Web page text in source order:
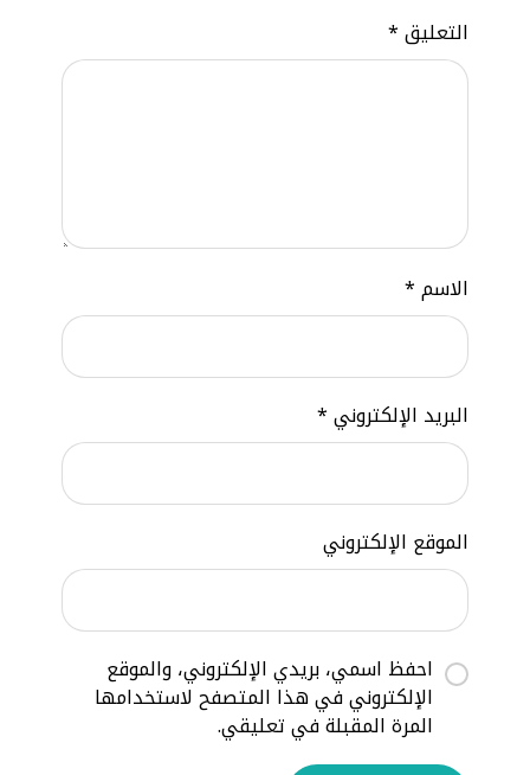
التعليق*
الاسم*
البريد الإلكتروني*
الموقع الإلكتروني
احفظ اسمي، بريدي الإلكتروني، والموقع
الإلكتروني في هذا المتصفح لاستخدامها
المرة المقبلة في تعليقي.